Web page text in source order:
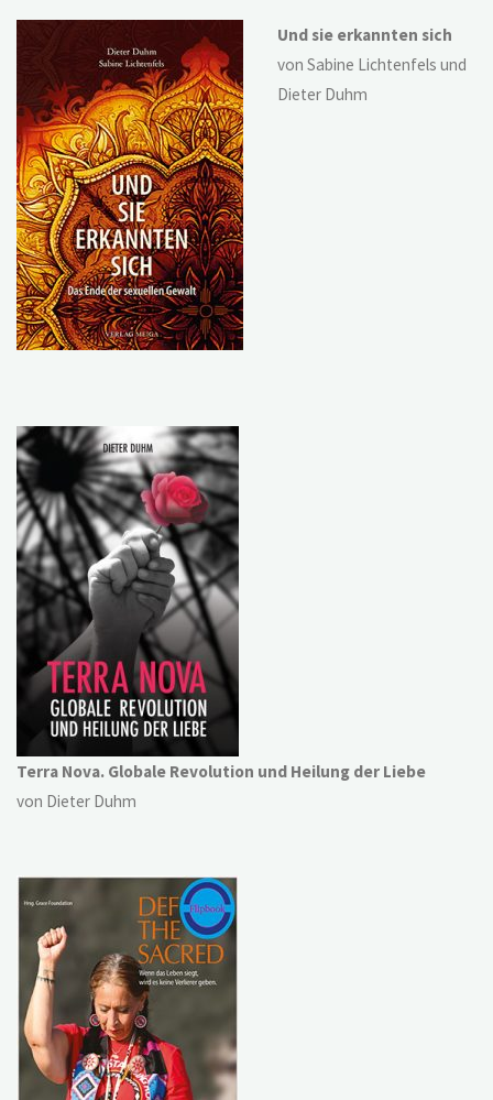
Und sie erkannten sich
von Sabine Lichtenfels und
Dieter Duhm
Terra Nova. Globale Revolution und Heilung der Liebe
von Dieter Duhm